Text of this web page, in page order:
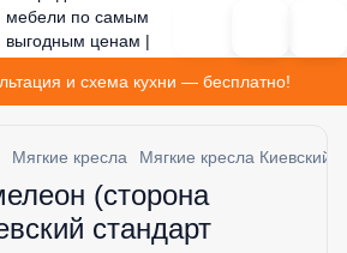
и схема кухни — бесплатно!
Мягкие кресла Мягкие кресла Киевский
(сторона
стандарт